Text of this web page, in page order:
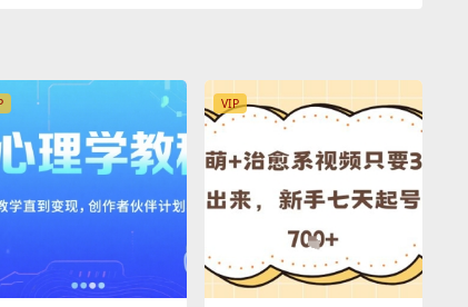
VIP